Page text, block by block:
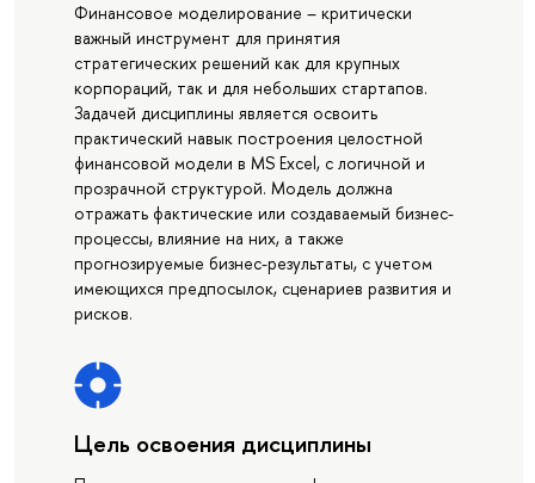
Финансовое моделирование – критически
важный инструмент для принятия
стратегических решений как для крупных
корпораций, так и для небольших стартапов.
Задачей дисциплины является освоить
практический навык построения целостной
финансовой модели в MS Excel, с логичной и
прозрачной структурой. Модель должна
отражать фактические или создаваемый бизнес-
процессы, влияние на них, а также
прогнозируемые бизнес-результаты, с учетом
имеющихся предпосылок, сценариев развития и
рисков.
Цель освоения дисциплины